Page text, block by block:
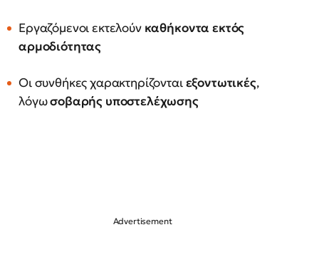
Εργαζόμενοι εκτελούν καθήκοντα εκτός
αρμοδιότητας
Οι συνθήκες χαρακτηρίζονταιεξοντωτικές,
λόγωσοβαρής υποστελέχωσης